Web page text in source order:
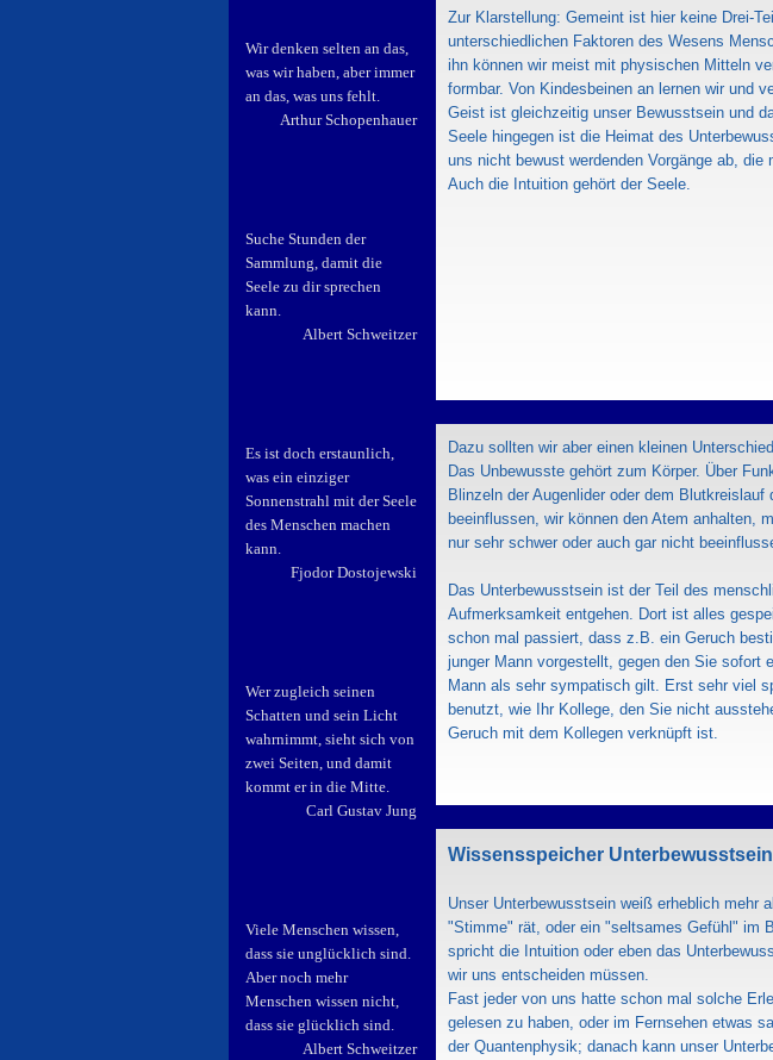
Wir denken selten an das,
was wir haben, aber immer
an das, was uns fehlt.
Arthur Schopenhauer
Suche Stunden der
Sammlung, damit die
Seele zu dir sprechen
kann.
Albert Schweitzer
Es ist doch erstaunlich,
was ein einziger
Sonnenstrahl mit der Seele
des Menschen machen
kann.
Fjodor Dostojewski
Wer zugleich seinen
Schatten und sein Licht
wahrnimmt, sieht sich von
zwei Seiten, und damit
kommt er in die Mitte.
Carl Gustav Jung
Viele Menschen wissen,
dass sie unglücklich sind.
Aber noch mehr
Menschen wissen nicht,
dass sie glücklich sind.
Albert Schweitzer
Zur Klarstellung: Gemeint ist hier keine Drei-
unterschiedlichen Faktoren des Wesens
ihn können wir meist mit physischen Mitteln
formbar. Von Kindesbeinen an lernen wir und
Geist ist gleichzeitig unser Bewusstsein und
Seele hingegen ist die Heimat des
uns nicht bewust werdenden Vorgänge ab,
Auch die Intuition gehört der Seele.
Dazu sollten wir aber einen kleinen
Das Unbewusste gehört zum Körper. Über
Blinzeln der Augenlider oder dem
beeinflussen, wir können den Atem anhalten,
nur sehr schwer oder auch gar nicht
Das Unterbewusstsein ist der Teil des
Aufmerksamkeit entgehen. Dort ist alles
schon mal passiert, dass z.B. ein Geruch
junger Mann vorgestellt, gegen den Sie sofort
Mann als sehr sympatisch gilt. Erst sehr viel
benutzt, wie Ihr Kollege, den Sie nicht
Geruch mit dem Kollegen verknüpft ist.
Wissensspeicher Unterbewusstsein
Unser Unterbewusstsein weiß erheblich mehr
"Stimme" rät, oder ein "seltsames Gefühl" im
spricht die Intuition oder eben das
wir uns entscheiden müssen.
Fast jeder von uns hatte schon mal solche
gelesen zu haben, oder im Fernsehen etwas
der Quantenphysik; danach kann unser